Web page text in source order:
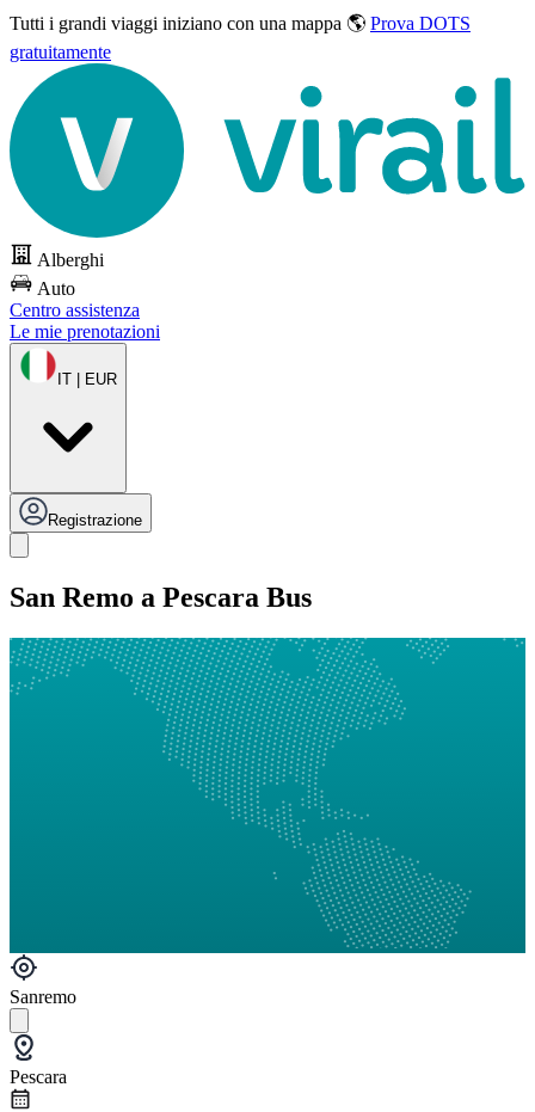
Tutti i grandi viaggi iniziano con una mappa 🌎 Prova DOTS
gratuitamente
Alberghi
Auto
Centro assistenza
Le mie prenotazioni
IT | EUR
Registrazione
San Remo a Pescara Bus
Sanremo
Pescara